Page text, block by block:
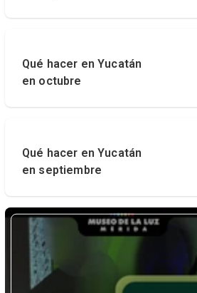
Qué hacer en Yucatán
en octubre
Qué hacer en Yucatán
en septiembre